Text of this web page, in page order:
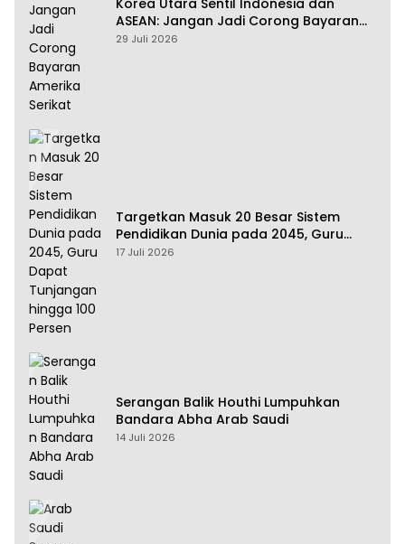
ASEAN: Jangan Jadi Corong Bayaran
Amerika Serikat
29 Juli 2026
Targetkan Masuk 20 Besar Sistem
Pendidikan Dunia pada 2045, Guru
Dapat Tunjangan hingga 100 Persen
17 Juli 2026
Serangan Balik Houthi Lumpuhkan
Bandara Abha Arab Saudi
14 Juli 2026